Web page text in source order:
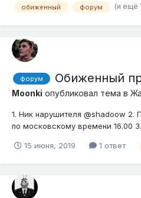
предпринять вылазку и создает
обиженный форум (и ещё
форум Обиженный
Moonki опубликовал тема в
1. Ник нарушителя @shadoow
по московскому времени 16.00
оскорблением. Так сказать за
15 июня, 2019 1 ответ